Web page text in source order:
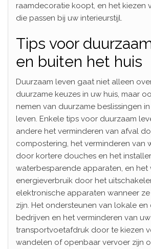
raamdecoratie koopt, en het kiezen
die passen bij uw interieurstijl.
Tips voor
en buiten het huis
Duurzaam leven gaat niet alleen
duurzame keuzes in uw huis, maar
nemen van duurzame beslissingen
leven. Enkele tips voor duurzaam
andere het verminderen van afval
compostering, het verminderen van
door kortere douches en het
waterbesparende apparaten, en het
energieverbruik door het
elektronische apparaten wanneer
zijn. Het ondersteunen van lokale en
bedrijven en het verminderen van uw
transportvoetafdruk door te kiezen
wandelen of openbaar vervoer zijn